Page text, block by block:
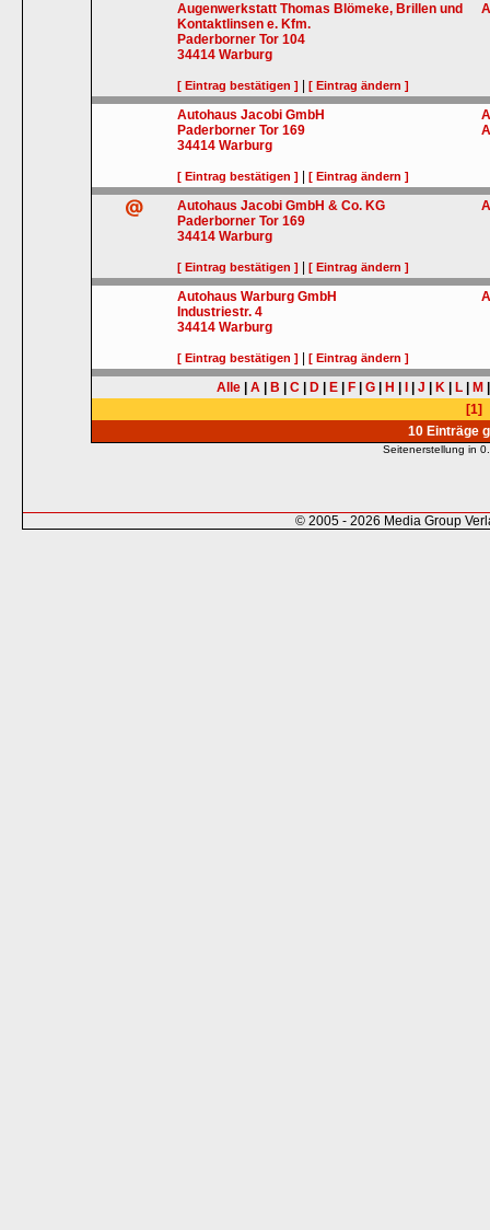
Augenwerkstatt Thomas Blömeke, Brillen und
Kontaktlinsen e. Kfm.
Paderborner Tor 104
34414 Warburg
[ Eintrag bestätigen ] |[ Eintrag ändern ]
Autohaus Jacobi GmbH
Paderborner Tor 169
34414 Warburg
[ Eintrag bestätigen ] |[ Eintrag ändern ]
Autohaus Jacobi GmbH & Co. KG
Paderborner Tor 169
34414 Warburg
[ Eintrag bestätigen ] |[ Eintrag ändern ]
Autohaus Warburg GmbH
Industriestr. 4
34414 Warburg
[ Eintrag bestätigen ] |[ Eintrag ändern ]
Alle A B C D E F G H J K L M
[1]
10 Einträge
Seitenerstellung in
© 2005 - 2026 Media Group